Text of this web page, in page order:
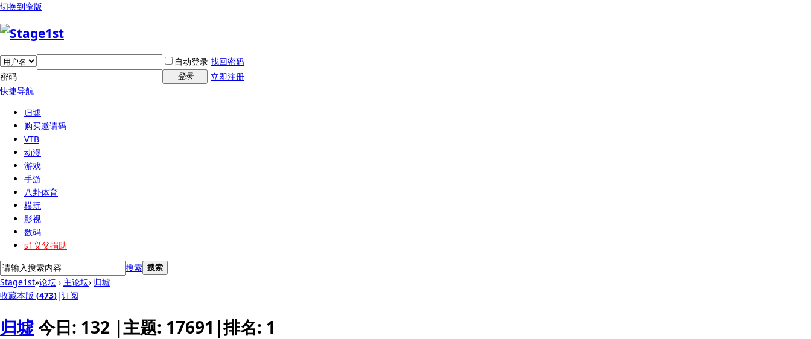
切换到窄版
自动登录 找回密码
密码
登录
立即注册
快捷导航
归墟
购买邀请码
VTB
动漫
游戏
手游
八卦体育
模玩
影视
数码
s1义父捐助
搜索 搜索
Stage1st»论坛 › 主论坛› 归墟
收藏本版 (473)|订阅
归墟今日: 132 |主题: 17691 |排名: 1